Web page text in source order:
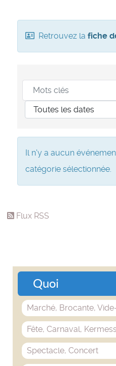
Retrouvez la fiche
Il n'y a aucun
catégorie sélectionnée.
Flux RSS
Quoi
Marché, Brocante,
Fête, Carnaval,
Spectacle, Concert